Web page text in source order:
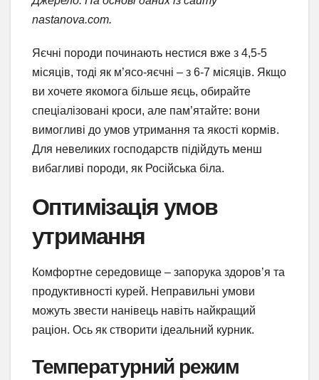
nastanova.com.
Яєчні породи починають нестися вже з 4,5-5
місяців, тоді як м’ясо-яєчні – з 6-7 місяців. Якщо
ви хочете якомога більше яєць, обирайте
спеціалізовані кроси, але пам’ятайте: вони
вимогливі до умов утримання та якості кормів.
Для невеликих господарств підійдуть менш
вибагливі породи, як Російська біла.
Оптимізація умов
утримання
Комфортне середовище – запорука здоров’я та
продуктивності курей. Неправильні умови
можуть звести нанівець навіть найкращий
раціон. Ось як створити ідеальний курник.
Температурний режим